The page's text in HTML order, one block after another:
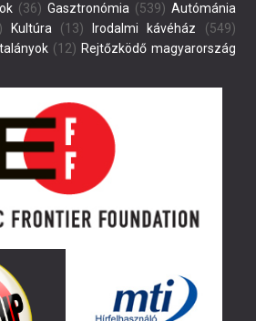
(36) Gasztronómia(539) Autómánia
Kultúra(13) Irodalmi kávéház (549)
(12) Rejtőzködő magyarország